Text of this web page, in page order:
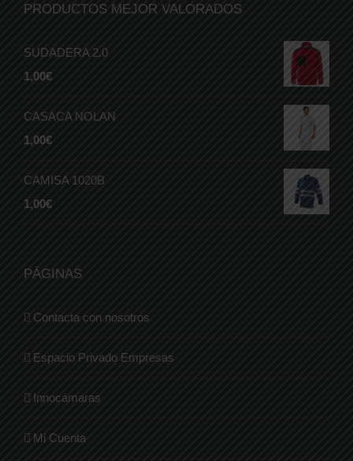
PRODUCTOS MEJOR VALORADOS
SUDADERA 2.0
1,00€
CASACA NOLAN
1,00€
CAMISA 1020B
1,00€
PÁGINAS
Contacta con nosotros
Espacio Privado Empresas
Innocámaras
Mi Cuenta